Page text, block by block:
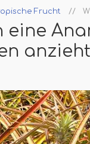
Frucht
eine
anzieht